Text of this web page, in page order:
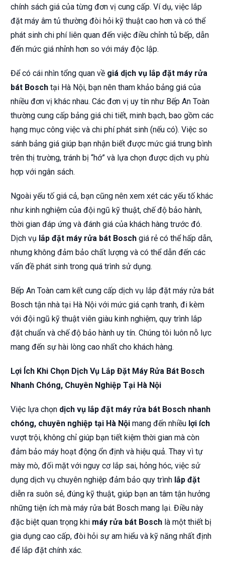
chính sách giá của từng đơn vị cung cấp. Ví dụ, việc lắp
đặt máy âm tủ thường đòi hỏi kỹ thuật cao hơn và có thể
phát sinh chi phí liên quan đến việc điều chỉnh tủ bếp, dẫn
đến mức giá nhỉnh hơn so với máy độc lập.
Để có cái nhìn tổng quan về giá dịch vụ lắp đặt máy rửa
bát Bosch tại Hà Nội, bạn nên tham khảo bảng giá của
nhiều đơn vị khác nhau. Các đơn vị uy tín như Bếp An Toàn
thường cung cấp bảng giá chi tiết, minh bạch, bao gồm các
hạng mục công việc và chi phí phát sinh (nếu có). Việc so
sánh bảng giá giúp bạn nhận biết được mức giá trung bình
trên thị trường, tránh bị “hớ” và lựa chọn được dịch vụ phù
hợp với ngân sách.
Ngoài yếu tố giá cả, bạn cũng nên xem xét các yếu tố khác
như kinh nghiệm của đội ngũ kỹ thuật, chế độ bảo hành,
thời gian đáp ứng và đánh giá của khách hàng trước đó.
Dịch vụ lắp đặt máy rửa bát Bosch giá rẻ có thể hấp dẫn,
nhưng không đảm bảo chất lượng và có thể dẫn đến các
vấn đề phát sinh trong quá trình sử dụng.
Bếp An Toàn cam kết cung cấp dịch vụ lắp đặt máy rửa bát
Bosch tận nhà tại Hà Nội với mức giá cạnh tranh, đi kèm
với đội ngũ kỹ thuật viên giàu kinh nghiệm, quy trình lắp
đặt chuẩn và chế độ bảo hành uy tín. Chúng tôi luôn nỗ lực
mang đến sự hài lòng cao nhất cho khách hàng.
Lợi Ích Khi Chọn Dịch Vụ Lắp Đặt Máy Rửa Bát Bosch
Nhanh Chóng, Chuyên Nghiệp Tại Hà Nội
Việc lựa chọn dịch vụ lắp đặt máy rửa bát Bosch nhanh
chóng, chuyên nghiệp tại Hà Nội mang đến nhiều lợi ích
vượt trội, không chỉ giúp bạn tiết kiệm thời gian mà còn
đảm bảo máy hoạt động ổn định và hiệu quả. Thay vì tự
mày mò, đối mặt với nguy cơ lắp sai, hỏng hóc, việc sử
dụng dịch vụ chuyên nghiệp đảm bảo quy trình lắp đặt
diễn ra suôn sẻ, đúng kỹ thuật, giúp bạn an tâm tận hưởng
những tiện ích mà máy rửa bát Bosch mang lại. Điều này
đặc biệt quan trọng khi máy rửa bát Bosch là một thiết bị
gia dụng cao cấp, đòi hỏi sự am hiểu và kỹ năng nhất định
để lắp đặt chính xác.